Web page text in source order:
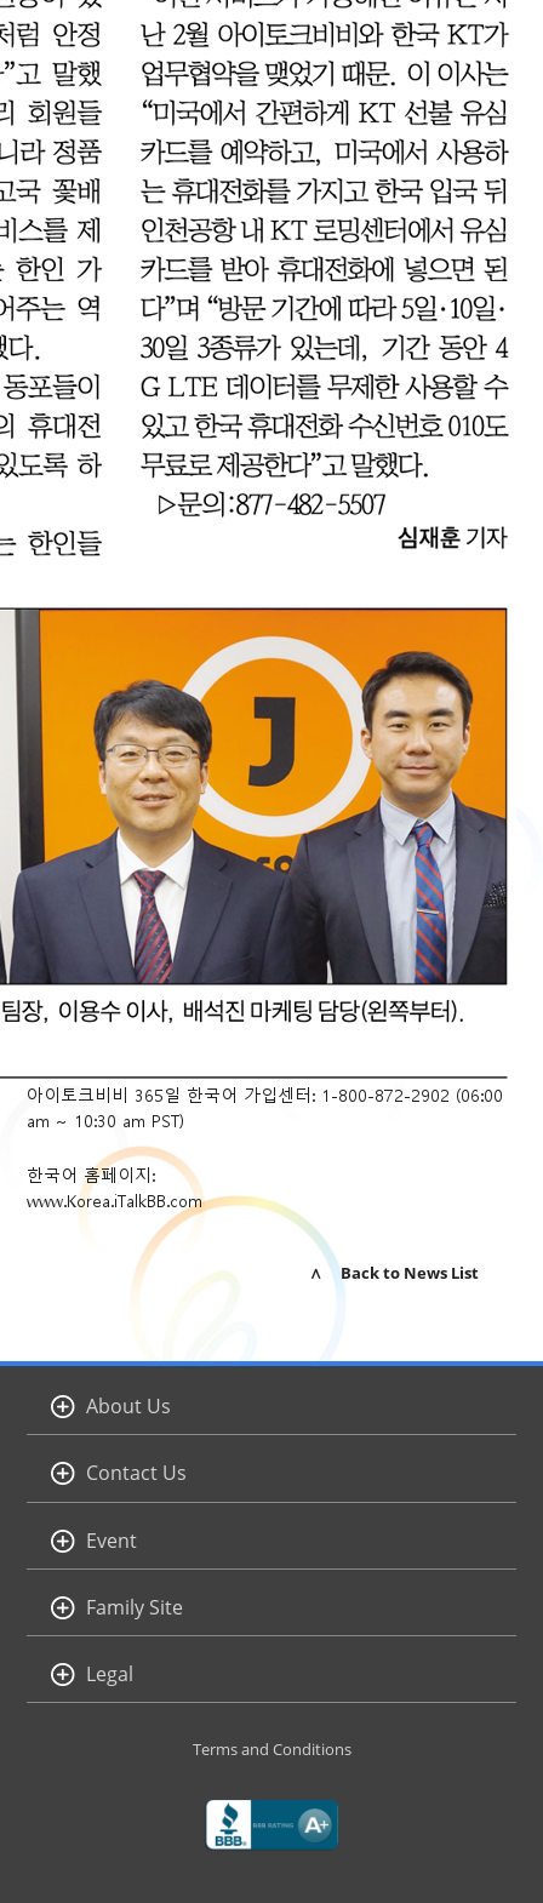
아이토크비비 365일 한국어 가입센터: 1-800-872-2902 (06:00
am ~ 10:30 am PST)
한국어 홈페이지:
www.Korea.iTalkBB.com
∧ Back to News List
About Us
Contact Us
Event
Family Site
Legal
Terms and Conditions